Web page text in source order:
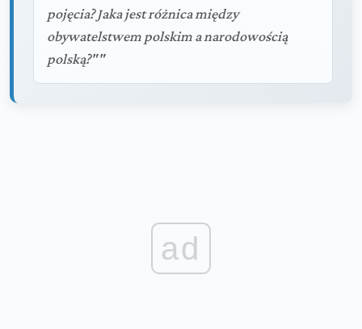
pojęcia? Jaka jest różnica między
obywatelstwem polskim a narodowością
polską?""
ad